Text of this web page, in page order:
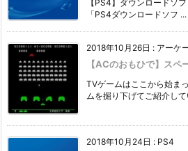
【PS4】ダウンロードソ
「PS4ダウンロードソフ ...
2018年10月26日 : アーケ
【ACのおもひで】スペ
TVゲームはここから始ま
ムを掘り下げてご紹介して
2018年10月24日 : PS4